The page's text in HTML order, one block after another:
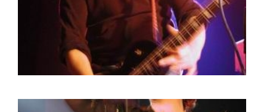
JEROEN DEKKER
BOB DE VRIES
RICHARD POSTMA
SASKIA LUDDEN
ANNA HIEP
MARTSEN HUT